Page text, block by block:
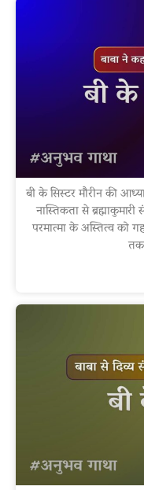
बी के सिस्टर मौरीन की
नास्तिकता से
परमात्मा के अस्तित्व को
तक